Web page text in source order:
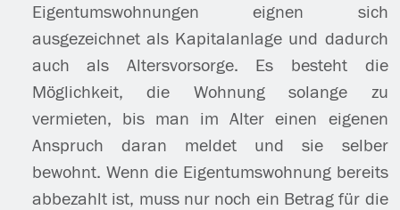
Eigentumswohnungen eignen sich
ausgezeichnet als Kapitalanlage und dadurch
auch als Altersvorsorge. Es besteht die
Möglichkeit, die Wohnung solange zu
vermieten, bis man im Alter einen eigenen
Anspruch daran meldet und sie selber
bewohnt. Wenn die Eigentumswohnung bereits
abbezahlt ist, muss nur noch ein Betrag für die